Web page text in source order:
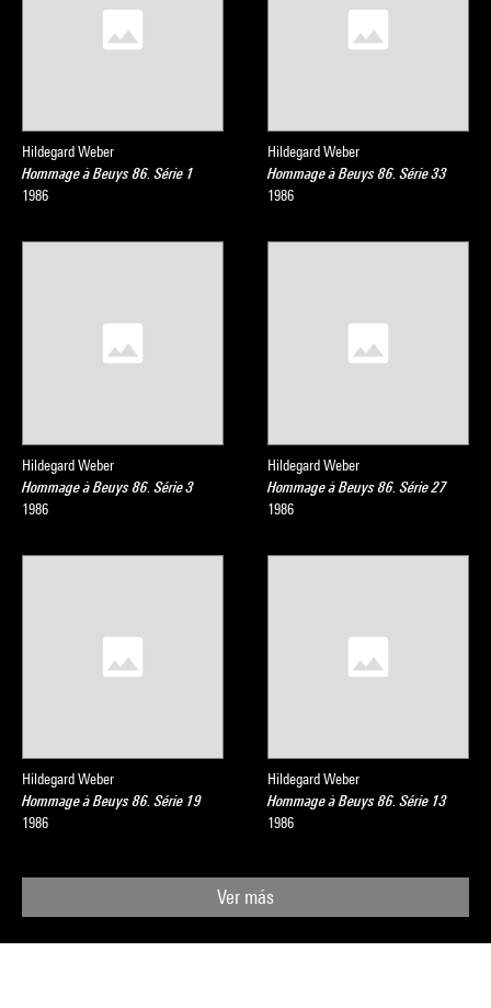
Hildegard Weber
Hommage à Beuys 86. Série 1
1986
Hildegard Weber
Hommage à Beuys 86. Série 33
1986
Hildegard Weber
Hommage à Beuys 86. Série 3
1986
Hildegard Weber
Hommage à Beuys 86. Série 27
1986
Hildegard Weber
Hommage à Beuys 86. Série 19
1986
Hildegard Weber
Hommage à Beuys 86. Série 13
1986
Ver más